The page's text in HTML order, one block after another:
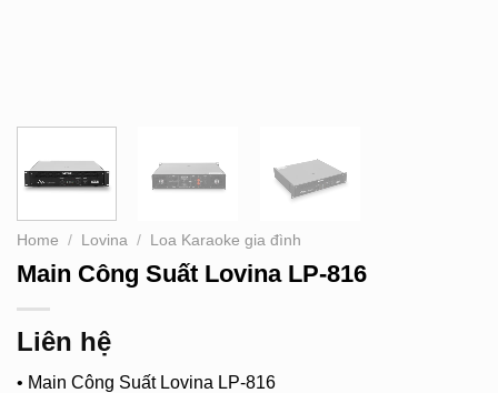
Home / Lovina / Loa Karaoke gia đình
Main Công Suất Lovina LP-816
Liên hệ
• Main Công Suất Lovina LP-816